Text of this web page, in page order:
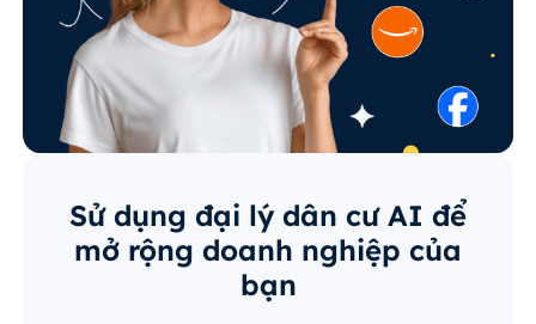
Sử dụng đại lý dân cư AI để
mở rộng doanh nghiệp của
bạn